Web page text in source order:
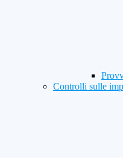
Controlli sulle